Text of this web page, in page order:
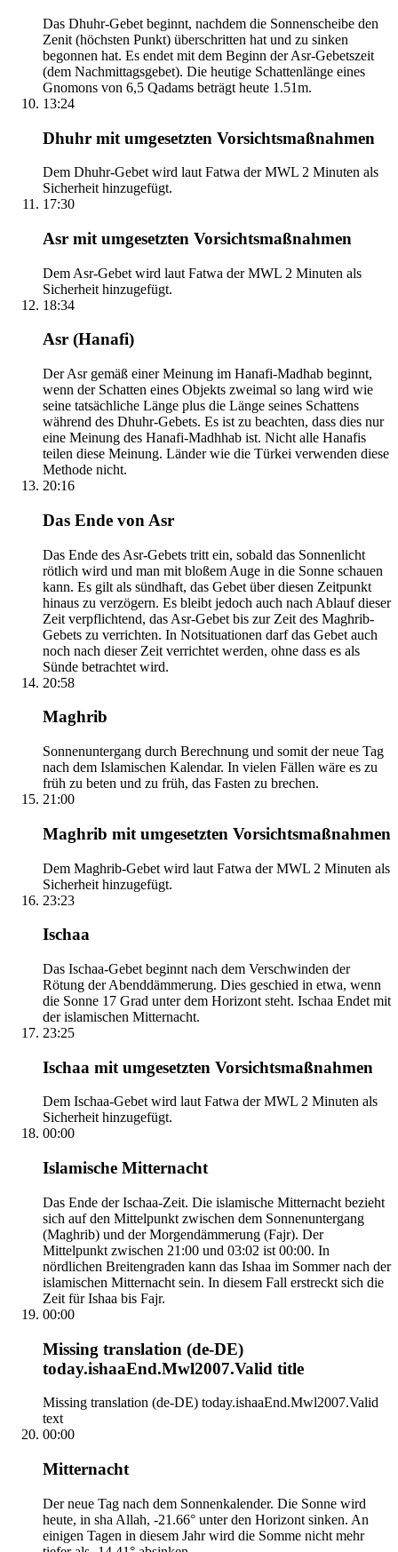
Das Dhuhr-Gebet beginnt, nachdem die Sonnenscheibe den
Zenit (höchsten Punkt) überschritten hat und zu sinken
begonnen hat. Es endet mit dem Beginn der Asr-Gebetszeit
(dem Nachmittagsgebet). Die heutige Schattenlänge eines
Gnomons von 6,5 Qadams beträgt heute 1.51m.
13:24
Dhuhr mit umgesetzten Vorsichtsmaßnahmen
Dem Dhuhr-Gebet wird laut Fatwa der MWL 2 Minuten als
Sicherheit hinzugefügt.
17:30
Asr mit umgesetzten Vorsichtsmaßnahmen
Dem Asr-Gebet wird laut Fatwa der MWL 2 Minuten als
Sicherheit hinzugefügt.
18:34
Asr (Hanafi)
Der Asr gemäß einer Meinung im Hanafi-Madhab beginnt,
wenn der Schatten eines Objekts zweimal so lang wird wie
seine tatsächliche Länge plus die Länge seines Schattens
während des Dhuhr-Gebets. Es ist zu beachten, dass dies nur
eine Meinung des Hanafi-Madhhab ist. Nicht alle Hanafis
teilen diese Meinung. Länder wie die Türkei verwenden diese
Methode nicht.
20:16
Das Ende von Asr
Das Ende des Asr-Gebets tritt ein, sobald das Sonnenlicht
rötlich wird und man mit bloßem Auge in die Sonne schauen
kann. Es gilt als sündhaft, das Gebet über diesen Zeitpunkt
hinaus zu verzögern. Es bleibt jedoch auch nach Ablauf dieser
Zeit verpflichtend, das Asr-Gebet bis zur Zeit des Maghrib-
Gebets zu verrichten. In Notsituationen darf das Gebet auch
noch nach dieser Zeit verrichtet werden, ohne dass es als
Sünde betrachtet wird.
20:58
Maghrib
Sonnenuntergang durch Berechnung und somit der neue Tag
nach dem Islamischen Kalendar. In vielen Fällen wäre es zu
früh zu beten und zu früh, das Fasten zu brechen.
21:00
Maghrib mit umgesetzten Vorsichtsmaßnahmen
Dem Maghrib-Gebet wird laut Fatwa der MWL 2 Minuten als
Sicherheit hinzugefügt.
23:23
Ischaa
Das Ischaa-Gebet beginnt nach dem Verschwinden der
Rötung der Abenddämmerung. Dies geschied in etwa, wenn
die Sonne 17 Grad unter dem Horizont steht. Ischaa Endet mit
der islamischen Mitternacht.
23:25
Ischaa mit umgesetzten Vorsichtsmaßnahmen
Dem Ischaa-Gebet wird laut Fatwa der MWL 2 Minuten als
Sicherheit hinzugefügt.
00:00
Islamische Mitternacht
Das Ende der Ischaa-Zeit. Die islamische Mitternacht bezieht
sich auf den Mittelpunkt zwischen dem Sonnenuntergang
(Maghrib) und der Morgendämmerung (Fajr). Der
Mittelpunkt zwischen 21:00 und 03:02 ist 00:00. In
nördlichen Breitengraden kann das Ishaa im Sommer nach der
islamischen Mitternacht sein. In diesem Fall erstreckt sich die
Zeit für Ishaa bis Fajr.
00:00
Missing translation (de-DE)
today.ishaaEnd.Mwl2007.Valid title
Missing translation (de-DE) today.ishaaEnd.Mwl2007.Valid
text
00:00
Mitternacht
Der neue Tag nach dem Sonnenkalender. Die Sonne wird
heute, in sha Allah, -21.66° unter den Horizont sinken. An
einigen Tagen in diesem Jahr wird die Somme nicht mehr